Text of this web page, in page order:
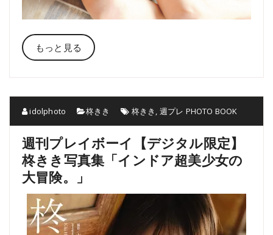
もっと見る
idolphoto 柊きき 柊きき 週プレ PHOTO BOOK
週刊プレイボーイ【デジタル限定】
柊きき写真集「インドア超美少女の
大冒険。」